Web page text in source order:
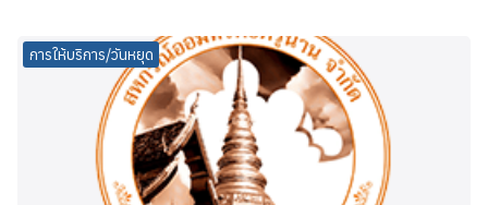
การให้บริการ/วันหยุด